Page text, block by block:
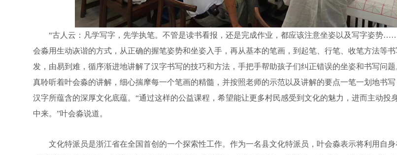
“古人云：凡学写字，先学执笔。不管是读书看报，还是完成作业，都应该注意坐姿以及写字姿势
会淼用生动诙谐的方式，从正确的握笔姿势和坐姿入手，再从基本的笔画，到起笔、行笔、收笔方法等书
发，由易到难，循序渐进地讲解了汉字书写的技巧和方法，手把手帮助孩子们纠正错误的坐姿和书写问题
真聆听着叶会淼的讲解，细心揣摩每一个笔画的精髓，并按照老师的示范以及讲解的要点一笔一划地书
汉字所蕴含的深厚文化底蕴。“通过这样的公益课程，希望能让更多村民感受到文化的魅力，进而主动投
中来。”叶会淼说道。
文化特派员是浙江省在全国首创的一个探索性工作。作为一名县文化特派员，叶会淼表示将利用自身